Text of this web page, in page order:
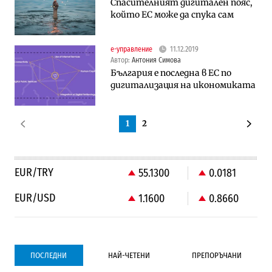
Спасителният дигитален пояс,
който ЕС може да спука сам
е-управление
11.12.2019
Автор: Антония Симова
България е последна в ЕС по
дигитализация на икономиката
1 2
EUR/TRY 55.1300
0.0181
EUR/USD
1.1600 0.8660
ПОСЛЕДНИ НАЙ-ЧЕТЕНИ ПРЕПОРЪЧАНИ